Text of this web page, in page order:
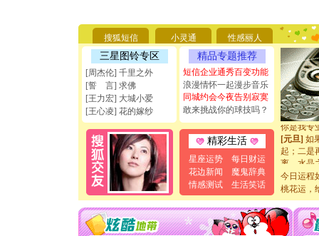
搜狐短信 小灵通 性感丽人
三星图铃专区
[周杰伦] 千里之外
[誓 言] 求佛
[王力宏] 大城小爱
[王心凌] 花的嫁纱
精品专题推荐
短信企业通秀百变功能
浪漫情怀一起漫步音乐
同城约会今夜告别寂寞
敢来挑战你的球技吗？
精彩生活
星座运势
每日财运
花边新闻
魔鬼辞典
情感测试
生活笑话
要平安！
[圣诞节]
能正大光
天都要快
[圣诞节]
如意,快
[元旦]看
断电。爱
你是我专
[元旦]如
起；二是
离。水晶
泣，这
卖了。水
[春节]风
颜！冬去
道一声
今日运程
桃花运，